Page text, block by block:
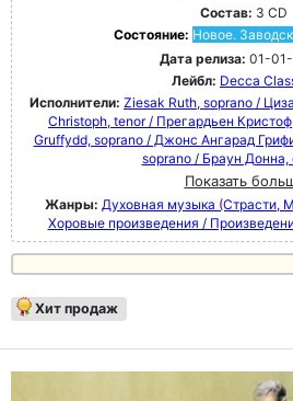
Состав: 3 CD
Состояние: Новое.
Дата релиза: 01-
Лейбл: Decca
Исполнители: Ziesak Ruth, soprano /
Christoph, tenor / Прегардьен
Gruffydd, soprano / Джонс Ангарад
soprano / Браун Донна,
Показать
Жанры: Духовная музыка (Страсти,
Хоровые произведения /
Хит продаж